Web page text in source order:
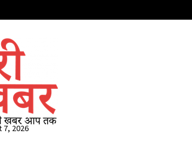
7, 2026